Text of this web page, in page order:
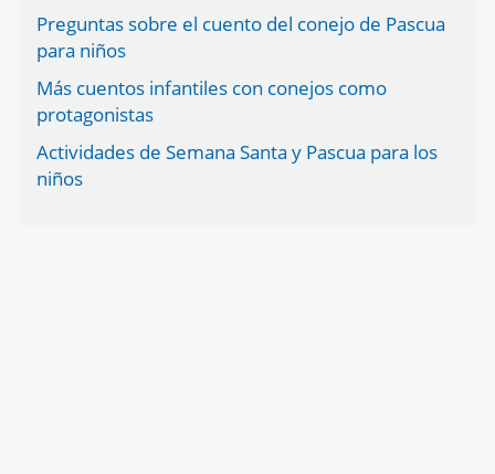
Preguntas sobre el cuento del conejo de Pascua
para niños
Más cuentos infantiles con conejos como
protagonistas
Actividades de Semana Santa y Pascua para los
niños